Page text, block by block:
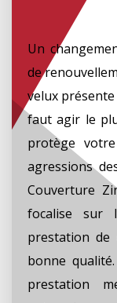
Un
de
velux
faut agir le
protège
agressions
Couverture
focalise sur
prestation de
bonne
prestation